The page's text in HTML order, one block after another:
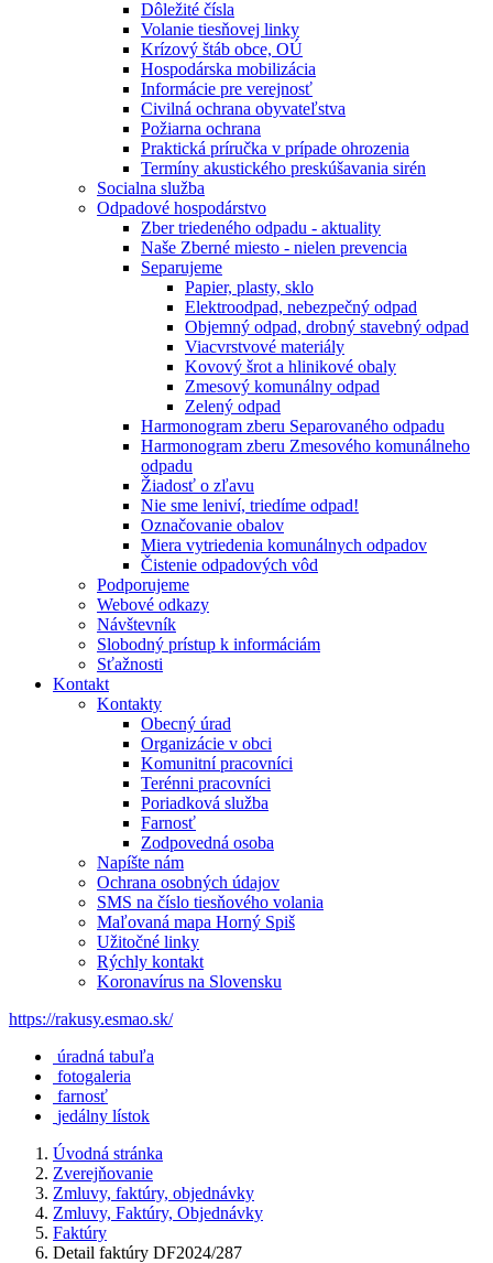
Dôležité čísla
Volanie tiesňovej linky
Krízový štáb obce, OÚ
Hospodárska mobilizácia
Informácie pre verejnosť
Civilná ochrana obyvateľstva
Požiarna ochrana
Praktická príručka v prípade ohrozenia
Termíny akustického preskúšavania sirén
Socialna služba
Odpadové hospodárstvo
Zber triedeného odpadu - aktuality
Naše Zberné miesto - nielen prevencia
Separujeme
Papier, plasty, sklo
Elektroodpad, nebezpečný odpad
Objemný odpad, drobný stavebný odpad
Viacvrstvové materiály
Kovový šrot a hlinikové obaly
Zmesový komunálny odpad
Zelený odpad
Harmonogram zberu Separovaného odpadu
Harmonogram zberu Zmesového komunálneho
odpadu
Žiadosť o zľavu
Nie sme leniví, triedíme odpad!
Označovanie obalov
Miera vytriedenia komunálnych odpadov
Čistenie odpadových vôd
Podporujeme
Webové odkazy
Návštevník
Slobodný prístup k informáciám
Sťažnosti
Kontakt
Kontakty
Obecný úrad
Organizácie v obci
Komunitní pracovníci
Terénni pracovníci
Poriadková služba
Farnosť
Zodpovedná osoba
Napíšte nám
Ochrana osobných údajov
SMS na číslo tiesňového volania
Maľovaná mapa Horný Spiš
Užitočné linky
Rýchly kontakt
Koronavírus na Slovensku
https://rakusy.esmao.sk/
úradná tabuľa
fotogaleria
farnosť
jedálny lístok
Úvodná stránka
Zverejňovanie
Zmluvy, faktúry, objednávky
Zmluvy, Faktúry, Objednávky
Faktúry
Detail faktúry DF2024/287